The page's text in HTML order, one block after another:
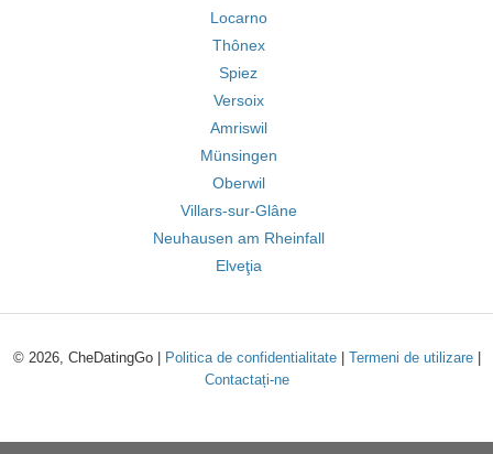
Locarno
Thônex
Spiez
Versoix
Amriswil
Münsingen
Oberwil
Villars-sur-Glâne
Neuhausen am Rheinfall
Elveţia
© 2026, CheDatingGo | Politica de confidentialitate| Termeni de utilizare|
Contactați-ne